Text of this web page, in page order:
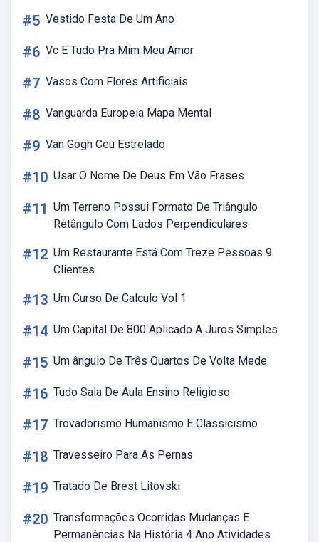
#5 Vestido Festa De Um Ano
#6 Vc E Tudo Pra Mim Meu Amor
#7 Vasos Com Flores Artificiais
#8 Vanguarda Europeia Mapa Mental
#9 Van Gogh Ceu Estrelado
#10 Usar O Nome De Deus Em Vão Frases
#11 Um Terreno Possui Formato De Triângulo
Retângulo Com Lados Perpendiculares
#12 Um Restaurante Está Com Treze Pessoas 9
Clientes
#13 Um Curso De Calculo Vol 1
#14 Um Capital De 800 Aplicado A Juros Simples
#15 Um ângulo De Três Quartos De Volta Mede
#16 Tudo Sala De Aula Ensino Religioso
#17 Trovadorismo Humanismo E Classicismo
#18 Travesseiro Para As Pernas
#19 Tratado De Brest Litovski
#20 Transformações Ocorridas Mudanças E
Permanências Na História 4 Ano Atividades